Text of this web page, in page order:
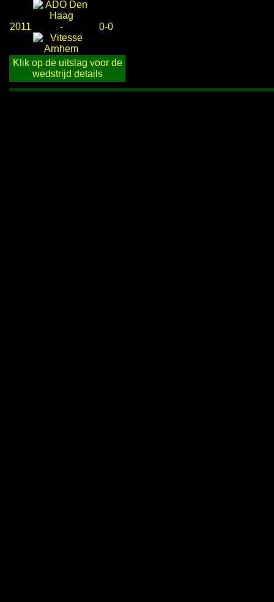
2011 - 0-0
Klik op de uitslag voor de
wedstrijd details